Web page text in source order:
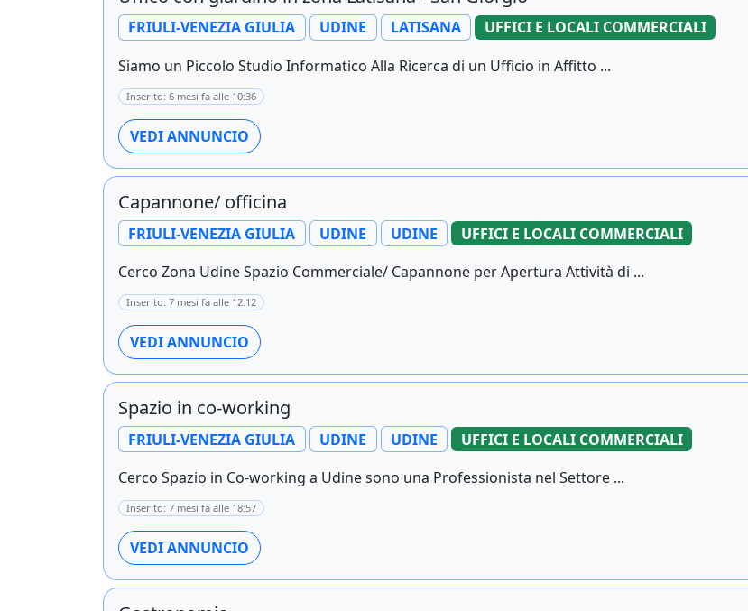
FRIULI-VENEZIA GIULIA UDINE LATISANA
UFFICI E LOCALI COMMERCIALI
Siamo un Piccolo Studio Informatico Alla Ricerca di un Ufficio in Affitto ...
Inserito: 6 mesi fa alle 10:36
VEDI ANNUNCIO
Capannone/ officina
FRIULI-VENEZIA GIULIA UDINE UDINE
UFFICI E LOCALI COMMERCIALI
Cerco Zona Udine Spazio Commerciale/ Capannone per Apertura Attività di ...
Inserito: 7 mesi fa alle 12:12
VEDI ANNUNCIO
Spazio in co-working
FRIULI-VENEZIA GIULIA UDINE UDINE
UFFICI E LOCALI COMMERCIALI
Cerco Spazio in Co-working a Udine sono una Professionista nel Settore ...
Inserito: 7 mesi fa alle 18:57
VEDI ANNUNCIO